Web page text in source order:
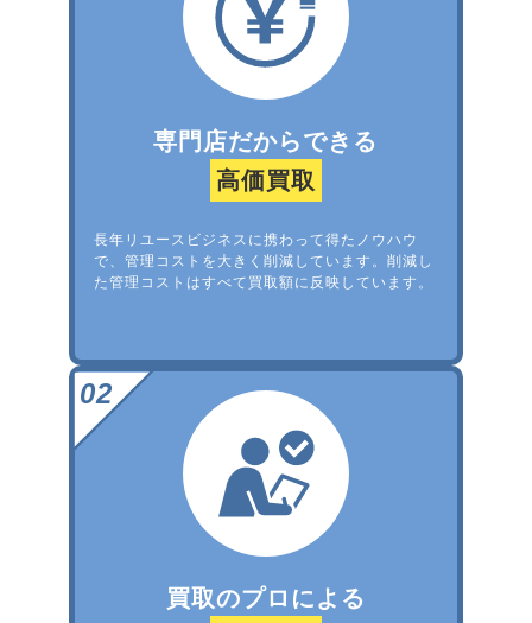
専門店だからできる
高価買取
長年リユースビジネスに携わって得たノウハウ
で、管理コストを大きく削減しています。削減し
た管理コストはすべて買取額に反映しています。
買取のプロによる